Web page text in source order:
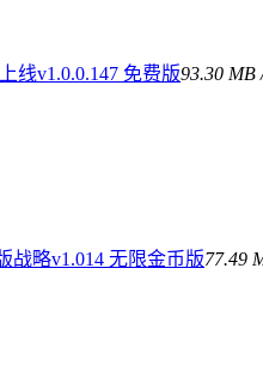
线v1.0.0.147 免费版93.30 MB
战略v1.014 无限金币版77.49